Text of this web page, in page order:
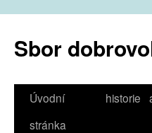
Sbor
Úvodní
stránka
historie